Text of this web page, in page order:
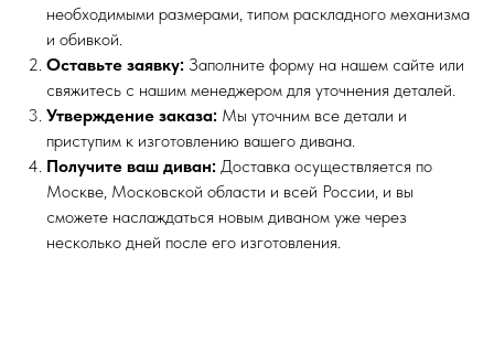
необходимыми размерами, типом раскладного механизма
и обивкой.
Оставьте заявку: Заполните форму на нашем сайте или
свяжитесь с нашим менеджером для уточнения деталей.
Утверждение заказа: Мы уточним все детали и
приступим к изготовлению вашего дивана.
Получите ваш диван: Доставка осуществляется по
Москве, Московской области и всей России, и вы
сможете наслаждаться новым диваном уже через
несколько дней после его изготовления.